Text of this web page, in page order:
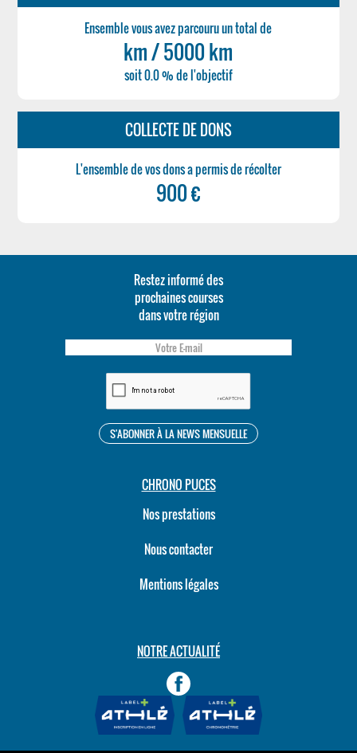
Ensemble vous avez parcouru un total de
km / 5000 km
soit 0.0 % de l'objectif
COLLECTE DE DONS
L'ensemble de vos dons a permis de récolter
900 €
Restez informé des
prochaines courses
dans votre région
CHRONO PUCES
Nos prestations
Nous contacter
Mentions légales
NOTRE ACTUALITÉ